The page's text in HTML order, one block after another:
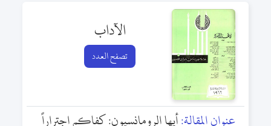
الآداب
تصفح العدد
عنوان المقالة:أيها الرومانسيون: كفاكم اجتراراً